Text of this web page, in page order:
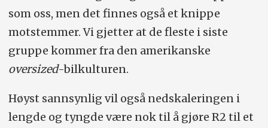
som oss, men det finnes også et knippe
motstemmer. Vi gjetter at de fleste i siste
gruppe kommer fra den amerikanske
oversized-bilkulturen.
Høyst sannsynlig vil også nedskaleringen i
lengde og tyngde være nok til å gjøre R2 til et